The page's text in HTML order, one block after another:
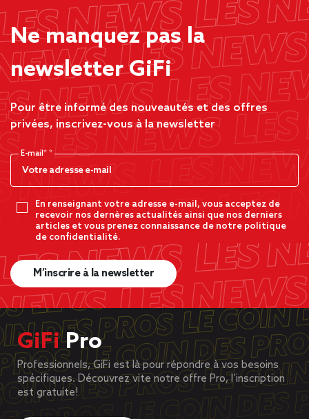
Ne manquez pas la
newsletter GiFi
Pour être informé des nouveautés et des offres
privées, inscrivez-vous à la newsletter
E-mail*
En renseignant votre adresse e-mail, vous acceptez de
recevoir nos dernères actualités ainsi que nos derniers
articles et vous prenez connaissance de notre politique
de confidentialité.
M’inscrire à la newsletter
GiFiPro
Professionnels, GiFi est là pour répondre à vos besoins
spécifiques. Découvrez vite notre offre Pro, l’inscription
est gratuite!